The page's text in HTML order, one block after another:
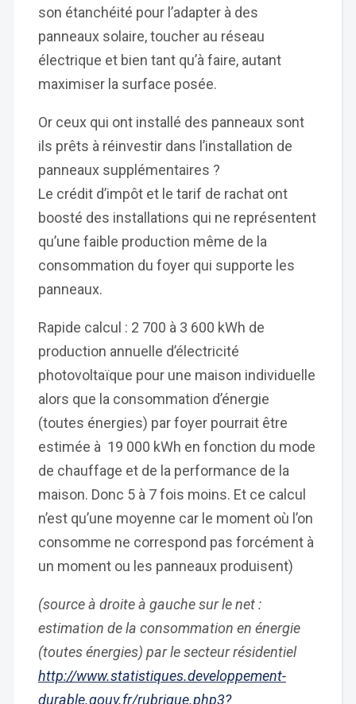
son étanchéité pour l’adapter à des
panneaux solaire, toucher au réseau
électrique et bien tant qu’à faire, autant
maximiser la surface posée.
Or ceux qui ont installé des panneaux sont
ils prêts à réinvestir dans l’installation de
panneaux supplémentaires ?
Le crédit d’impôt et le tarif de rachat ont
boosté des installations qui ne représentent
qu’une faible production même de la
consommation du foyer qui supporte les
panneaux.
Rapide calcul : 2 700 à 3 600 kWh de
production annuelle d’électricité
photovoltaïque pour une maison individuelle
alors que la consommation d’énergie
(toutes énergies) par foyer pourrait être
estimée à 19 000 kWh en fonction du mode
de chauffage et de la performance de la
maison. Donc 5 à 7 fois moins. Et ce calcul
n’est qu’une moyenne car le moment où l’on
consomme ne correspond pas forcément à
un moment ou les panneaux produisent)
(source à droite à gauche sur le net :
estimation de la consommation en énergie
(toutes énergies) par le secteur résidentiel
http://www.statistiques.developpement-
durable.gouv.fr/rubrique.php3?